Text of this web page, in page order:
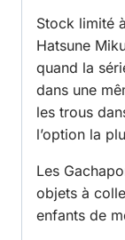
Stock limité
Hatsune
quand la
dans une
les trous
l’option la
Les
objets à
enfants de